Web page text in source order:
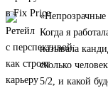
Когда я
называла
сколько
5/2, и какой